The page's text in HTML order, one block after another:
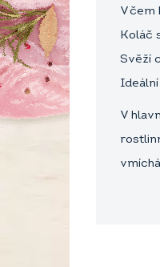
V čem
Koláč
Svěží
V